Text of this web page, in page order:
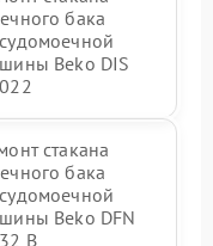
бака
Beko DIS
стакана
бака
Beko DFN
B